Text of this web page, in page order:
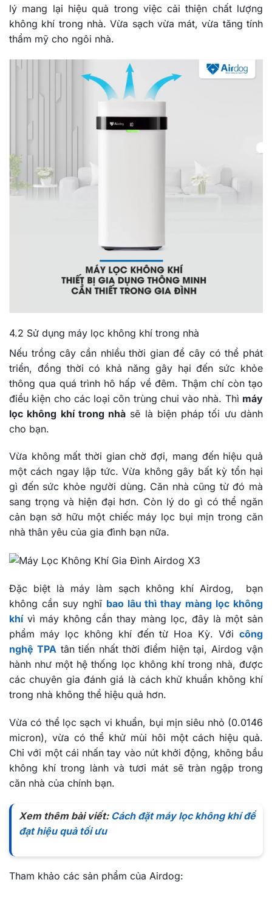
lý mang lại hiệu quả trong việc cải thiện chất lượng
không khí trong nhà. Vừa sạch vừa mát, vừa tăng tính
thẩm mỹ cho ngôi nhà.
4.2 Sử dụng máy lọc không khí trong nhà
Nếu trồng cây cần nhiều thời gian để cây có thể phát
triển, đồng thời có khả năng gây hại đến sức khỏe
thông qua quá trình hô hấp về đêm. Thậm chí còn tạo
điều kiện cho các loại côn trùng chui vào nhà. Thì máy
lọc không khí trong nhà sẽ là biện pháp tối ưu dành
cho bạn.
Vừa không mất thời gian chờ đợi, mang đến hiệu quả
một cách ngay lập tức. Vừa không gây bất kỳ tổn hại
gì đến sức khỏe người dùng. Căn nhà cũng từ đó mà
sang trọng và hiện đại hơn. Còn lý do gì có thể ngăn
cản bạn sở hữu một chiếc máy lọc bụi mịn trong căn
nhà thân yêu của gia đình bạn nữa.
Đặc biệt là máy làm sạch không khí Airdog, bạn
không cần suy nghĩ bao lâu thì thay màng lọc không
khí vì máy không cần thay màng lọc, đây là một sản
phẩm máy lọc không khí đến từ Hoa Kỳ. Với công
nghệ TPAtân tiến nhất thời điểm hiện tại, Airdog vận
hành như một hệ thống lọc không khí trong nhà, được
các chuyên gia đánh giá là cách khử khuẩn không khí
trong nhà không thể hiệu quả hơn.
Vừa có thể lọc sạch vi khuẩn, bụi mịn siêu nhỏ (0.0146
micron), vừa có thể khử mùi hôi một cách hiệu quả.
Chỉ với một cái nhấn tay vào nút khởi động, không bầu
không khí trong lành và tươi mát sẽ tràn ngập trong
căn nhà của chính bạn.
Xem thêm bài viết: Cách đặt máy lọc không khí để
đạt hiệu quả tối ưu
Tham khảo các sản phẩm của Airdog: